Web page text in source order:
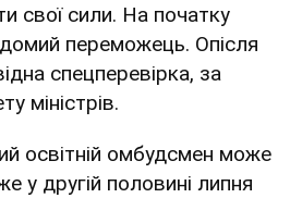
свої сили. На початку
переможець. Опісля
спецперевірка, за
міністрів.
освітній омбудсмен може
у другій половині липня